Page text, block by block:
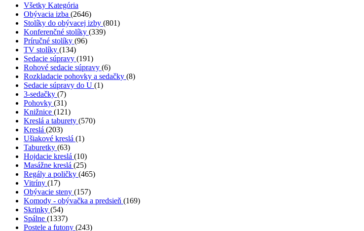
Všetky Kategória
Obývacia izba (2646)
Stolíky do obývacej izby (801)
Konferenčné stolíky (339)
Príručné stolíky (96)
TV stolíky (134)
Sedacie súpravy (191)
Rohové sedacie súpravy (6)
Rozkladacie pohovky a sedačky (8)
Sedacie súpravy do U (1)
3-sedačky (7)
Pohovky (31)
Knižnice (121)
Kreslá a taburety (570)
Kreslá (203)
Ušiakové kreslá (1)
Taburetky (63)
Hojdacie kreslá (10)
Masážne kreslá (25)
Regály a poličky (465)
Vitríny (17)
Obývacie steny (157)
Komody - obývačka a predsieň (169)
Skrinky (54)
Spálne (1337)
Postele a futony (243)